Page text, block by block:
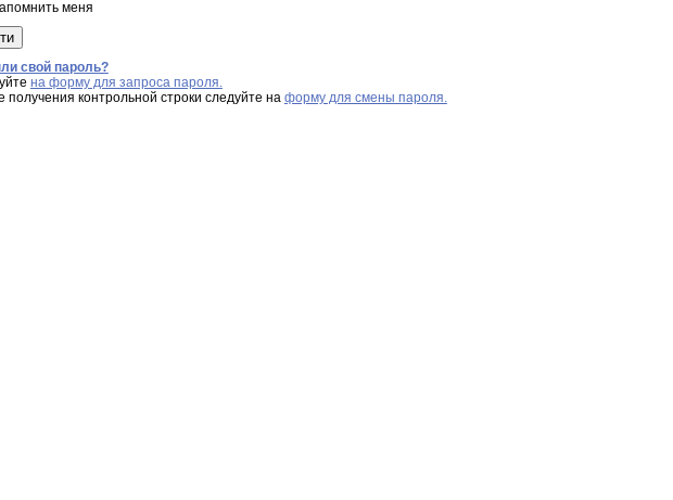
меня
свой пароль?
на форму для запроса пароля.
получения контрольной строки следуйте на форму для смены пароля.